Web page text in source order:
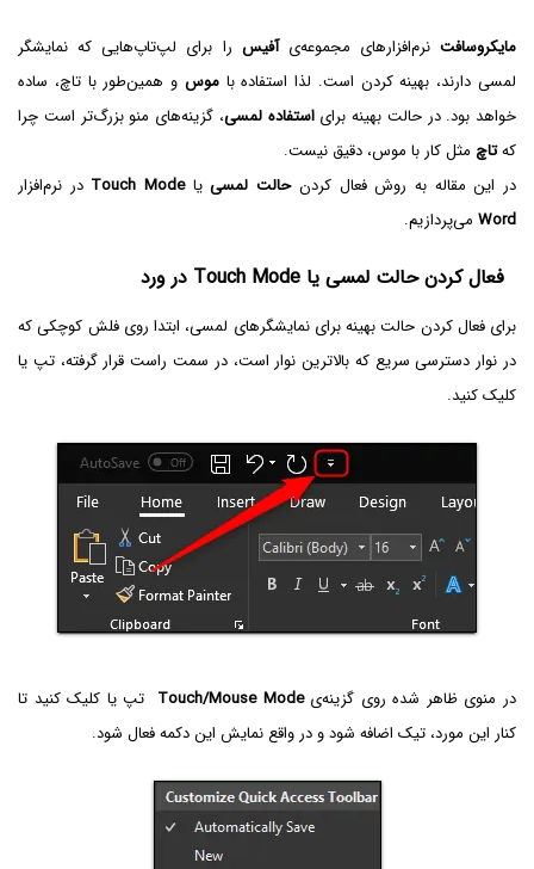
مایکروسافت نرم‌افزارهای مجموعه‌یآفیس را برای لپ‌تاپ‌هایی که نمایشگر
لمسی دارند، بهینه کردن است. لذا استفاده باموس و همین‌طور با تاچ، ساده
خواهد بود. در حالت بهینه برایاستفاده لمسی، گزینه‌های منو بزرگ‌تر است چرا
کهتاچ مثل کار با موس، دقیق نیست.
در این مقاله به روش فعال کردنحالت لمسییاTouch Mode در نرم‌افزار
Word می‌پردازیم.
فعال کردن حالت لمسی یا Touch Mode در ورد
برای فعال کردن حالت بهینه برای نمایشگرهای لمسی، ابتدا روی فلش کوچکی که
در نوار دسترسی سریع که بالاترین نوار است، در سمت راست قرار گرفته، تپ یا
کلیک کنید.
در منوی ظاهر شده روی گزینه‌یTouch/Mouse Mode تپ یا کلیک کنید تا
کنار این مورد، تیک اضافه شود و در واقع نمایش این دکمه فعال شود.